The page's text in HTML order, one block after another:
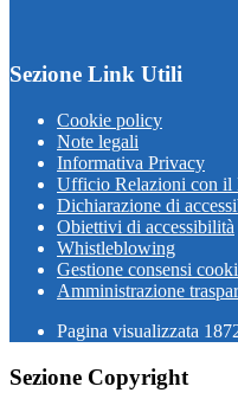
Sezione Link Utili
Cookie policy
Note legali
Informativa Privacy
Ufficio Relazioni con il
Dichiarazione di
Obiettivi di accessibilità
Whistleblowing
Gestione consensi
Amministrazione
Pagina visualizzata
Sezione Copyright